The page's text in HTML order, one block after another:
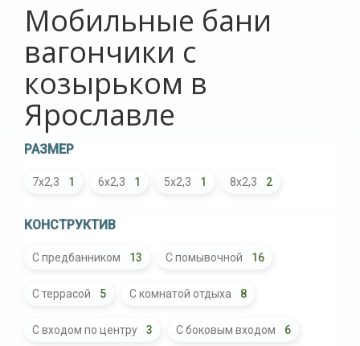
Мобильные бани
вагончики с
козырьком в
Ярославле
РАЗМЕР
7х2,3 1 6х2,3 1 5х2,3 1 8х2,3 2
КОНСТРУКТИВ
С предбанником 13 С помывочной 16
С террасой 5 С комнатой отдыха 8
С входом по центру 3 С боковым входом 6